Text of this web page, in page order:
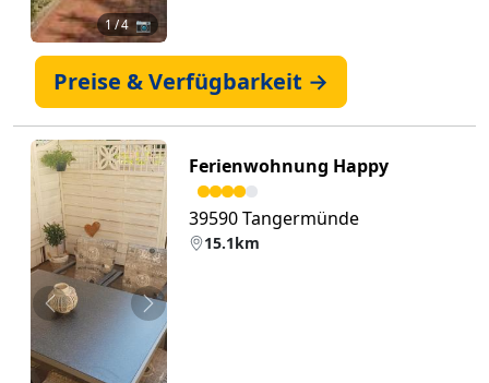
1/ 4 📷
Preise & Verfügbarkeit →
Zurück Weiter
Ferienwohnung Happy
39590 Tangermünde
15.1km